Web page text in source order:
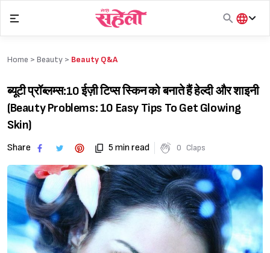
content
हिंदी
Home > Beauty > Beauty Q&A
ब्यूटी प्रॉब्लम्स:10 ईज़ी टिप्स स्किन को बनाते हैं हेल्दी और शाइनी
(Beauty Problems: 10 Easy Tips To Get Glowing
Skin)
Share 5 min read 0 Claps